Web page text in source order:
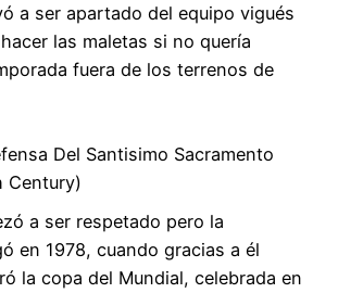
a ser apartado del equipo vigués
las maletas si no quería
fuera de los terrenos de
a ser respetado pero la
en 1978, cuando gracias a él
la copa del Mundial, celebrada en